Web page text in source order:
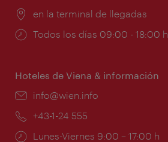
Lugar:
en la terminal de llegadas
Horarios
Todos los días 09:00 - 18:00 h
Hoteles de Viena & información
e-
info@wien.info
Teléfono:
+43-1-24 555
Horarios
Lunes-Viernes 9:00 – 17:00 h